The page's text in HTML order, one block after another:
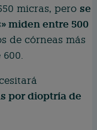
micras, pero se
miden entre 500
de córneas más
por dioptría de